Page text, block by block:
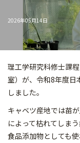
2026年05月14日
理工学研究科修士課
室）が、令和8年度日
しました。
キャベツ産地では苗
によって枯れてしま
食品添加物としても